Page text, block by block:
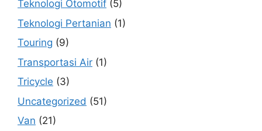
Teknologi Otomotif (5)
Teknologi Pertanian (1)
Touring (9)
Transportasi Air (1)
Tricycle (3)
Uncategorized (51)
Van (21)